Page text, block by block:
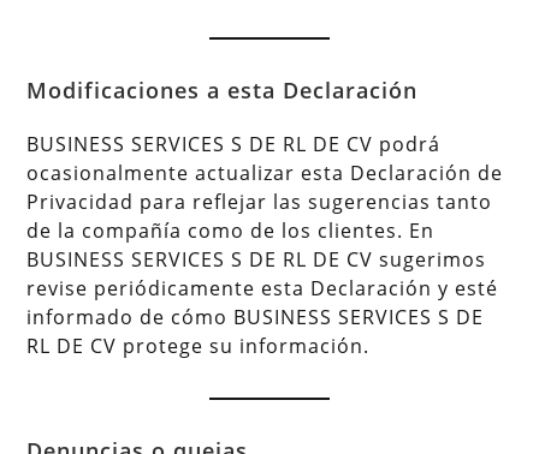
Modificaciones a esta Declaración
BUSINESS SERVICES S DE RL DE CV podrá
ocasionalmente actualizar esta Declaración de
Privacidad para reflejar las sugerencias tanto
de la compañía como de los clientes. En
BUSINESS SERVICES S DE RL DE CV sugerimos
revise periódicamente esta Declaración y esté
informado de cómo BUSINESS SERVICES S DE
RL DE CV protege su información.